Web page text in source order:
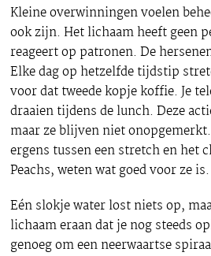
Kleine overwinningen voelen
ook zijn. Het lichaam heeft geen
reageert op patronen. De
Elke dag op hetzelfde tijdstip
voor dat tweede kopje koffie. Je
draaien tijdens de lunch. Deze
maar ze blijven niet
ergens tussen een stretch en het
Peachs, weten wat goed voor ze is.
Eén slokje water lost niets op,
lichaam eraan dat je nog steeds
genoeg om een neerwaartse